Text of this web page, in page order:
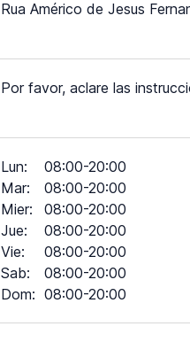
Rua Américo de Jesus
Por favor, aclare las
Lun:
08:00-20:00
Mar:
08:00-20:00
Mier:
08:00-20:00
Jue:
08:00-20:00
Vie:
08:00-20:00
Sab:
08:00-20:00
Dom: 08:00-20:00